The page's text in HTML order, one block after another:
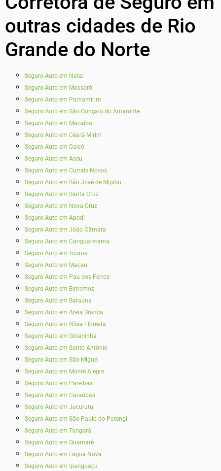
outras cidades de Rio
Grande do Norte
Seguro Auto em Natal
Seguro Auto em Mossoró
Seguro Auto em Parnamirim
Seguro Auto em São Gonçalo do Amarante
Seguro Auto em Macaíba
Seguro Auto em Ceará-Mirim
Seguro Auto em Caicó
Seguro Auto em Assu
Seguro Auto em Currais Novos
Seguro Auto em São José de Mipibu
Seguro Auto em Santa Cruz
Seguro Auto em Nova Cruz
Seguro Auto em Apodi
Seguro Auto em João Câmara
Seguro Auto em Canguaretama
Seguro Auto em Touros
Seguro Auto em Macau
Seguro Auto em Pau dos Ferros
Seguro Auto em Extremoz
Seguro Auto em Baraúna
Seguro Auto em Areia Branca
Seguro Auto em Nísia Floresta
Seguro Auto em Goianinha
Seguro Auto em Santo Antônio
Seguro Auto em São Miguel
Seguro Auto em Monte Alegre
Seguro Auto em Parelhas
Seguro Auto em Caraúbas
Seguro Auto em Jucurutu
Seguro Auto em São Paulo do Potengi
Seguro Auto em Tangará
Seguro Auto em Guamaré
Seguro Auto em Lagoa Nova
Seguro Auto em Ipanguaçu